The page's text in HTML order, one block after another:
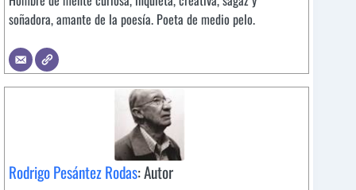
soñadora, amante de la poesía. Poeta de medio pelo.
Rodrigo Pesántez Rodas: Autor